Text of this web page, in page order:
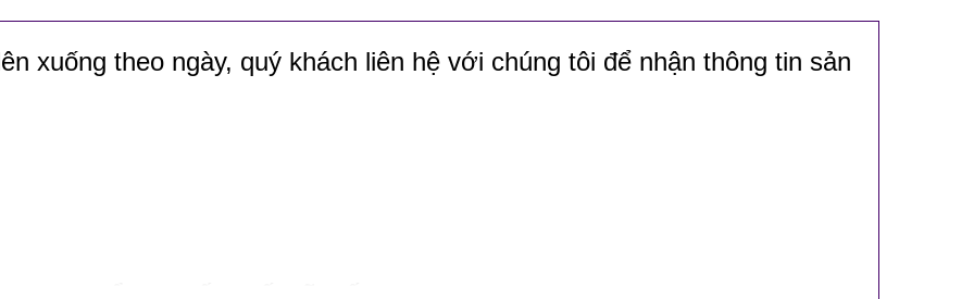
xuống theo ngày, quý khách liên hệ với chúng tôi để nhận thông tin sản